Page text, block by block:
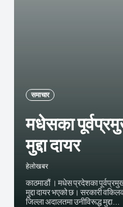
समाचार
मधेसका
मुद्दा दायर
हेलाेखबर
काठमाडौं । मधेस प्रदेशका
मुद्दा दायर भएको छ। सरकारी
जिल्ला अदालतमा उनीविरूद्ध मुद्दा...